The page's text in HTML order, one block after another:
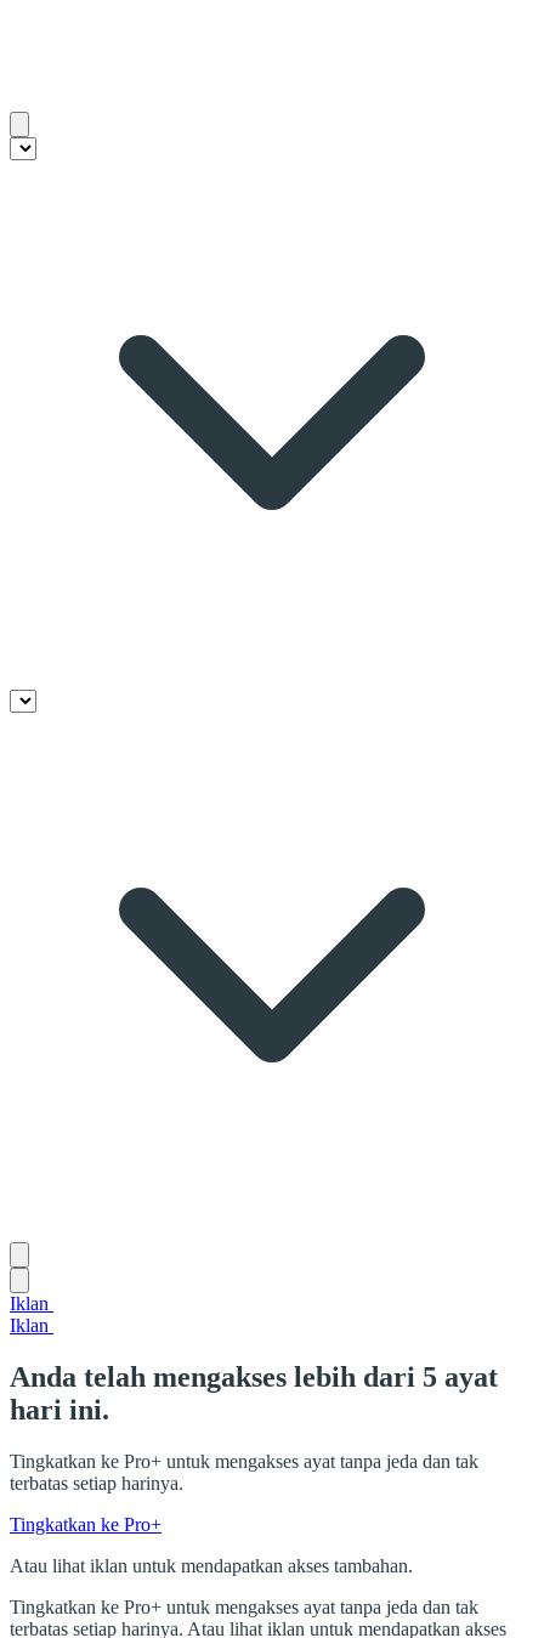
Iklan
Iklan
Anda telah mengakses lebih dari 5 ayat
hari ini.
Tingkatkan ke Pro+ untuk mengakses ayat tanpa jeda dan tak
terbatas setiap harinya.
Tingkatkan ke Pro+
Atau lihat iklan untuk mendapatkan akses tambahan.
Tingkatkan ke Pro+ untuk mengakses ayat tanpa jeda dan tak
terbatas setiap harinya. Atau lihat iklan untuk mendapatkan akses